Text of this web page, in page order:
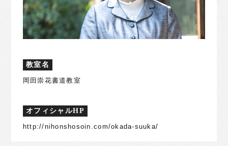
教室名
岡田崇花書道教室
オフィシャルHP
http://nihonshosoin.com/okada-suuka/